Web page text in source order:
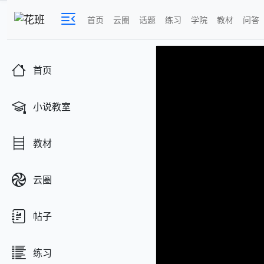
首页 云圈 话题 练习 学院 教材 问答
首页
小说教室
教材
云圈
帖子
练习